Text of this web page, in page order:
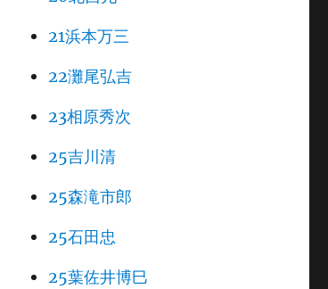
21浜本万三
22灘尾弘吉
23相原秀次
25吉川清
25森滝市郎
25石田忠
25葉佐井博巳